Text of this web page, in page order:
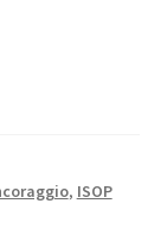
, ISOP